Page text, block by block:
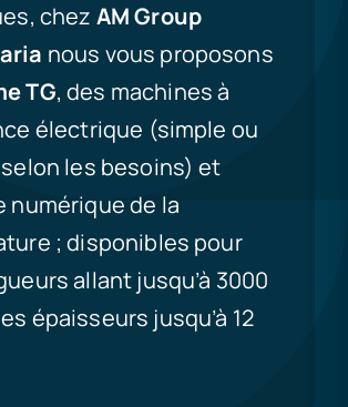
chez AM Group
nous vous proposons
TG, des machines à
électrique (simple ou
les besoins) et
numérique de la
; disponibles pour
allant jusqu’à 3000
épaisseurs jusqu’à 12